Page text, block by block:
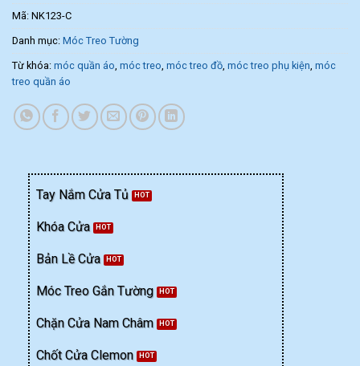
Mã: NK123-C
Danh mục: Móc Treo Tường
Từ khóa: móc quần áo móc treo móc treo đồ móc treo phụ kiện móc
treo quần áo
Tay Nắm Cửa Tủ
Khóa Cửa
Bản Lề Cửa
Móc Treo Gắn Tường
Chặn Cửa Nam Châm
Chốt Cửa Clemon